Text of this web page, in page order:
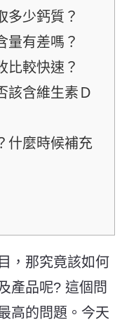
多少鈣質？
量有差嗎？
比較快速？
該含維生素Ｄ
什麼時候補充
，那究竟該如何
產品呢? 這個問
高的問題。今天